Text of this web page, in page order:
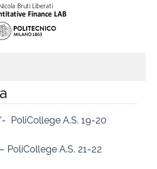
PoliCollege A.S. 19-20
PoliCollege A.S. 21-22